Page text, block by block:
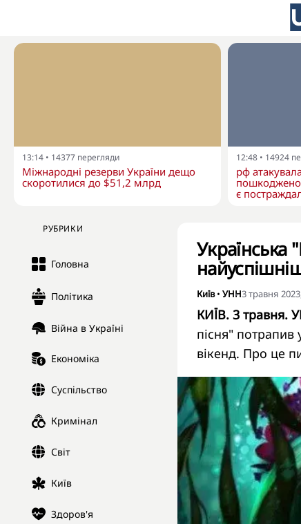
13:14 • 14377 перегляди
Міжнародні резерви України дещо
скоротилися до $51,2 млрд
12:48 • 14924
рф
пошкоджено
є
РУБРИКИ
Головна
Політика
Війна в Україні
Економіка
Суспільство
Кримінал
Світ
Київ
Здоров'я
Українська
Київ• УНН3 травня
КИЇВ. 3 травня.
пісня" потрапив
вікенд. Про це